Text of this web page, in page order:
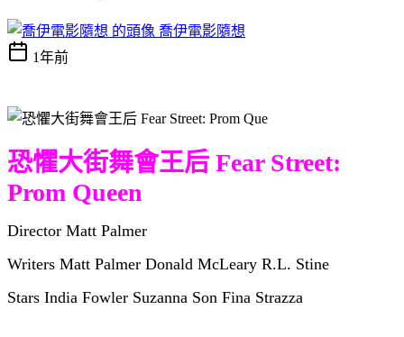
喬伊電影隨想
1年前
恐懼大街舞會王后 Fear Street:
Prom Queen
Director Matt Palmer
Writers Matt Palmer Donald McLeary R.L. Stine
Stars India Fowler Suzanna Son Fina Strazza